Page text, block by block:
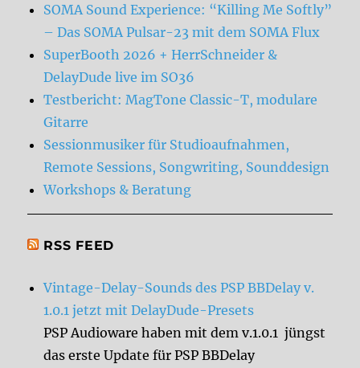
SOMA Sound Experience: “Killing Me Softly”
– Das SOMA Pulsar-23 mit dem SOMA Flux
SuperBooth 2026 + HerrSchneider &
DelayDude live im SO36
Testbericht: MagTone Classic-T, modulare
Gitarre
Sessionmusiker für Studioaufnahmen,
Remote Sessions, Songwriting, Sounddesign
Workshops & Beratung
RSS FEED
Vintage-Delay-Sounds des PSP BBDelay v.
1.0.1 jetzt mit DelayDude-Presets
PSP Audioware haben mit dem v.1.0.1 jüngst
das erste Update für PSP BBDelay